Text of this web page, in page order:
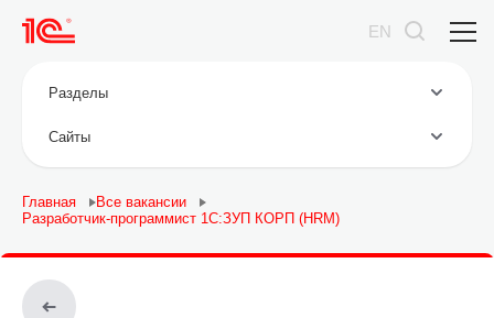
EN
Разделы
Cайты
Главная
Все вакансии
Разработчик-программист 1С:ЗУП КОРП (HRM)